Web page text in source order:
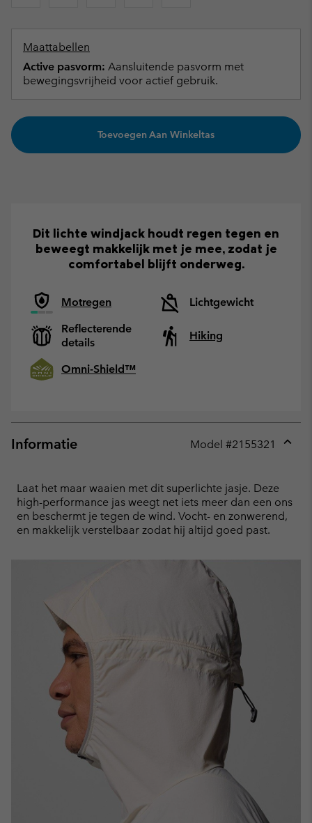
Maattabellen
Active pasvorm: Aansluitende pasvorm met
bewegingsvrijheid voor actief gebruik.
Toevoegen Aan Winkeltas
Dit lichte windjack houdt regen tegen en
beweegt makkelijk met je mee, zodat je
comfortabel blijft onderweg.
Motregen
Lichtgewicht
Reflecterende
details
Hiking
Omni-Shield™
Informatie Model #2155321
Laat het maar waaien met dit superlichte jasje. Deze
high-performance jas weegt net iets meer dan een ons
en beschermt je tegen de wind. Vocht- en zonwerend,
en makkelijk verstelbaar zodat hij altijd goed past.